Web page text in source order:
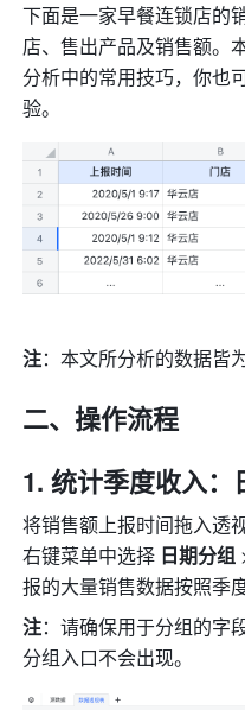
下面是一家早餐连锁店的
店、售出产品及销售额。
分析中的常用技巧，你也
验。
注：本文所分析的数据皆
二、操作流程
统计季度收入：
将销售额上报时间拖入透
右键菜单中选择 日期分组
报的大量销售数据按照季
注：请确保用于分组的字
分组入口不会出现。